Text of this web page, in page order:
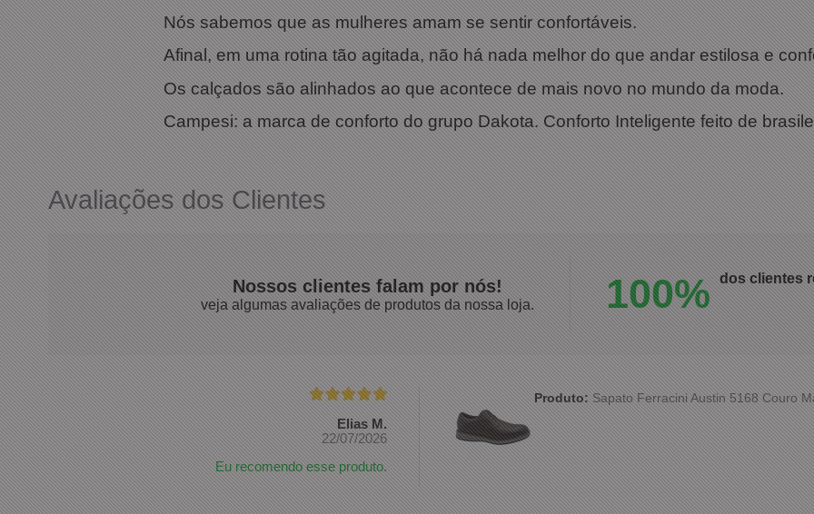
Nós sabemos que as mulheres amam se sentir confortáveis.
Afinal, em uma rotina tão agitada, não há nada melhor do que andar estilosa e
Os calçados são alinhados ao que acontece de mais novo no mundo da moda.
Campesi: a marca de conforto do grupo Dakota. Conforto Inteligente feito de
Avaliações dos Clientes
Nossos clientes falam por nós!
veja algumas avaliações de produtos da nossa loja. 100% dos clientes
Elias M.
22/07/2026
Eu recomendo esse produto.
Produto:Sapato Ferracini Austin 5168 Couro